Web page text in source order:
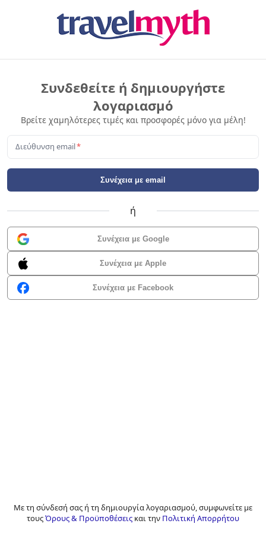
Συνδεθείτε ή δημιουργήστε
λογαριασμό
Βρείτε χαμηλότερες τιμές και προσφορές μόνο για μέλη!
Διεύθυνση email*
Συνέχεια με email
ή
Συνέχεια με Google
Συνέχεια με Apple
Συνέχεια με Facebook
Με τη σύνδεσή σας ή τη δημιουργία λογαριασμού, συμφωνείτε με
τουςΌρους & Προϋποθέσεις και την Πολιτική Απορρήτου